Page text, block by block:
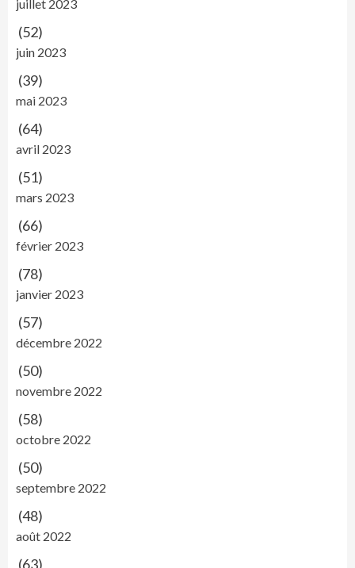
juillet 2023
(52)
juin 2023
(39)
mai 2023
(64)
avril 2023
(51)
mars 2023
(66)
février 2023
(78)
janvier 2023
(57)
décembre 2022
(50)
novembre 2022
(58)
octobre 2022
(50)
septembre 2022
(48)
août 2022
(63)